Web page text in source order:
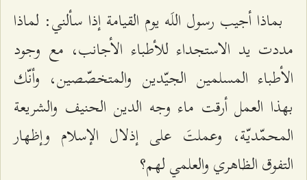
بماذا أجيب رسول اللَه يوم القيامة إذا سألني: لماذا
مددت يد الاستجداء للأطباء الأجانب، مع وجود
الأطباء المسلمين الجيّدين والمتخصّصين، وأنّك
بهذا العمل أرقت ماء وجه الدين الحنيف والشريعة
المحمّديّة، وعملتَ على إذلال الإسلام وإظهار
التفوق الظاهري والعلمي لهم؟